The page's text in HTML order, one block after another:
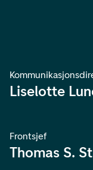
Liselotte
Frontsjef
Thomas S.